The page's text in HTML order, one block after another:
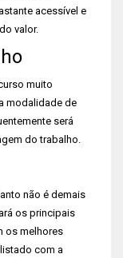
acessível e
valor.
muito
modalidade de
será
do trabalho.
não é demais
os principais
os melhores
com a